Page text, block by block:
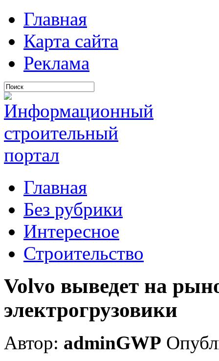
Главная
Карта сайта
Реклама
Главная
Без рубрики
Интересное
Строительство
Volvo выведет на
электрогрузовики
Автор: adminGWP